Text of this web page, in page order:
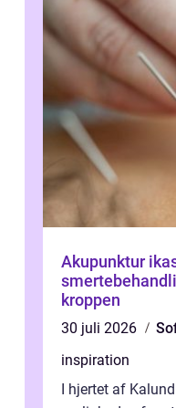
Akupunktur ikast
kroppen
30 juli 2026
inspiration
I hjertet af